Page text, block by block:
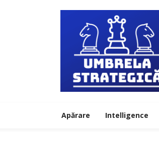
Apărare Intelligence